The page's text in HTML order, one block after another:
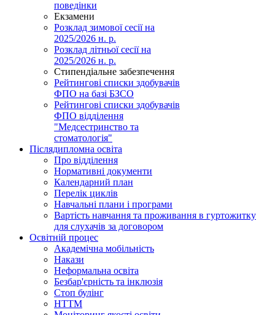
поведінки
Екзамени
Розклад зимової сесії на
2025/2026 н. р.
Розклад літньої сесії на
2025/2026 н. р.
Стипендіальне забезпечення
Рейтингові списки здобувачів
ФПО на базі БЗСО
Рейтингові списки здобувачів
ФПО відділення
"Медсестринство та
стоматологія"
Післядипломна освіта
Про відділення
Нормативні документи
Календарний план
Перелік циклів
Навчальні плани і програми
Вартість навчання та проживання в гуртожитку
для слухачів за договором
Освітній процес
Академічна мобільність
Накази
Неформальна освіта
Безбар'єрність та інклюзія
Стоп булінг
НТТМ